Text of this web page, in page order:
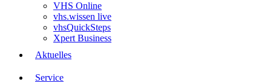
VHS Online
vhs.wissen live
vhsQuickSteps
Xpert Business
Aktuelles
Service